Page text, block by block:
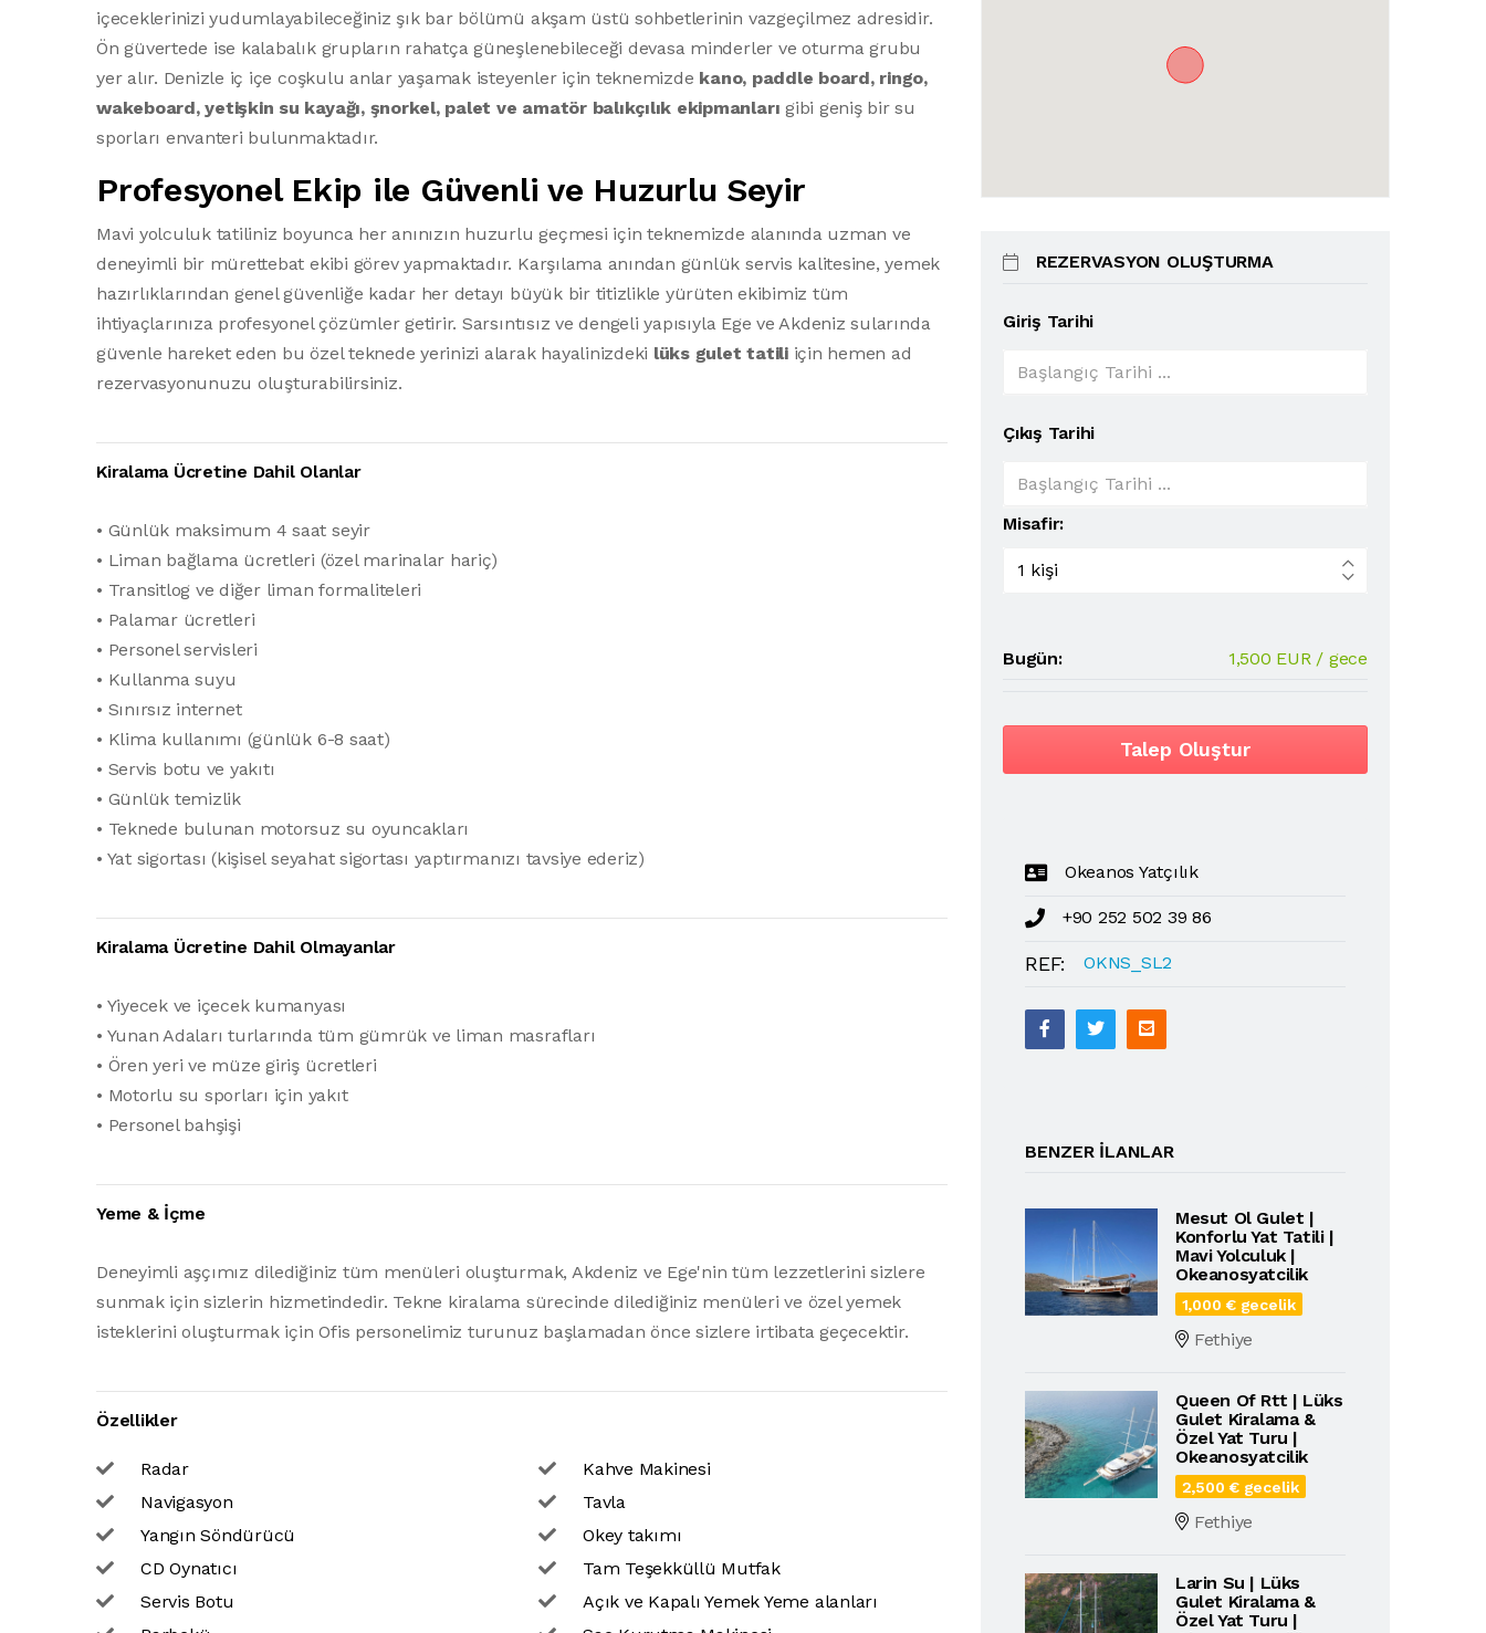
içeceklerinizi yudumlayabileceğiniz şık bar bölümü akşam üstü sohbetlerinin vazgeçilmez adresidir.
Ön güvertede ise kalabalık grupların rahatça güneşlenebileceği devasa minderler ve oturma grubu
yer alır. Denizle iç içe coşkulu anlar yaşamak isteyenler için teknemizde kano, paddle board, ringo,
wakeboard, yetişkin su kayağı, şnorkel, palet ve amatör balıkçılık ekipmanları gibi geniş bir su
sporları envanteri bulunmaktadır.
Profesyonel Ekip ile Güvenli ve Huzurlu Seyir
Mavi yolculuk tatiliniz boyunca her anınızın huzurlu geçmesi için teknemizde alanında uzman ve
deneyimli bir mürettebat ekibi görev yapmaktadır. Karşılama anından günlük servis kalitesine, yemek
hazırlıklarından genel güvenliğe kadar her detayı büyük bir titizlikle yürüten ekibimiz tüm
ihtiyaçlarınıza profesyonel çözümler getirir. Sarsıntısız ve dengeli yapısıyla Ege ve Akdeniz sularında
güvenle hareket eden bu özel teknede yerinizi alarak hayalinizdeki lüks gulet tatiliiçin hemen ad
rezervasyonunuzu oluşturabilirsiniz.
Kiralama Ücretine Dahil Olanlar
• Günlük maksimum 4 saat seyir
• Liman bağlama ücretleri (özel marinalar hariç)
• Transitlog ve diğer liman formaliteleri
• Palamar ücretleri
• Personel servisleri
• Kullanma suyu
• Sınırsız internet
• Klima kullanımı (günlük 6-8 saat)
• Servis botu ve yakıtı
• Günlük temizlik
• Teknede bulunan motorsuz su oyuncakları
• Yat sigortası (kişisel seyahat sigortası yaptırmanızı tavsiye ederiz)
Kiralama Ücretine Dahil Olmayanlar
• Yiyecek ve içecek kumanyası
• Yunan Adaları turlarında tüm gümrük ve liman masrafları
• Ören yeri ve müze giriş ücretleri
• Motorlu su sporları için yakıt
• Personel bahşişi
Yeme & İçme
Deneyimli aşçımız dilediğiniz tüm menüleri oluşturmak, Akdeniz ve Ege'nin tüm lezzetlerini sizlere
sunmak için sizlerin hizmetindedir. Tekne kiralama sürecinde dilediğiniz menüleri ve özel yemek
isteklerini oluşturmak için Ofis personelimiz turunuz başlamadan önce sizlere irtibata geçecektir.
Özellikler
Radar
Navigasyon
Yangın Söndürücü
CD Oynatıcı
Servis Botu
Kahve Makinesi
Tavla
Okey takımı
Tam Teşekküllü Mutfak
Açık ve Kapalı Yemek Yeme alanları
REZERVASYON OLUŞTURMA
Giriş Tarihi
Çıkış Tarihi
Misafir:
Bugün: 1,500 EUR / gece
Talep Oluştur
Okeanos Yatçılık
+90 252 502 39 86
REF: OKNS_SL2
BENZER ILANLAR
Mesut Ol Gulet |
Konforlu Yat Tatili |
Mavi Yolculuk |
Okeanosyatcilik
1,000 € gecelik
Fethiye
Queen Of Rtt | Lüks
Gulet Kiralama &
Özel Yat Turu |
Okeanosyatcilik
2,500 € gecelik
Fethiye
Larin Su | Lüks
Gulet Kiralama &
Özel Yat Turu |